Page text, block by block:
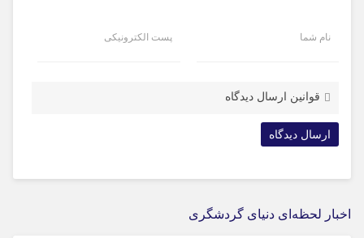
نام شما پست الکترونیکی
قوانین ارسال دیدگاه
اخبار لحظه‌ای دنیای گردشگری